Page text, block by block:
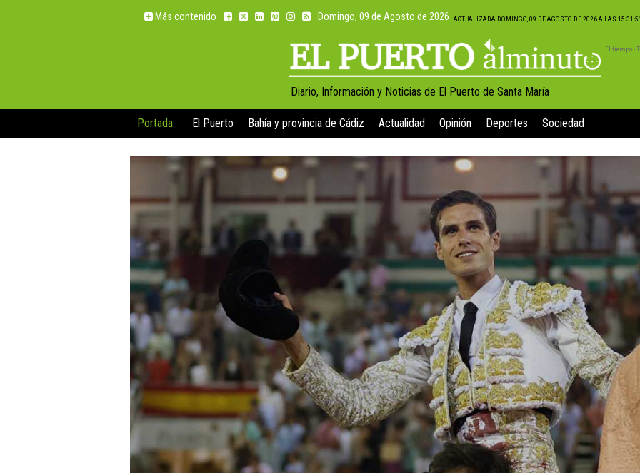
Más contenido Domingo, 09 de Agosto de 2026 ACTUALIZADA DOMINGO, 09 DE AGOSTO DE 2026 A LAS
Diario, Información y Noticias de El Puerto de Santa María
El tiempo -
Portada El Puerto Bahía y provincia de Cádiz Actualidad Opinión Deportes Sociedad